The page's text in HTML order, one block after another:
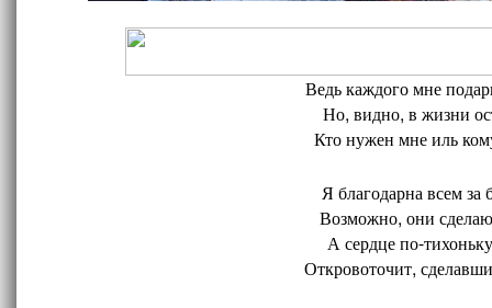
Ведь каждого мне
Но, видно, в жизни
Кто нужен мне иль
Я благодарна всем за
Возможно, они
А сердце по-
Откровоточит,